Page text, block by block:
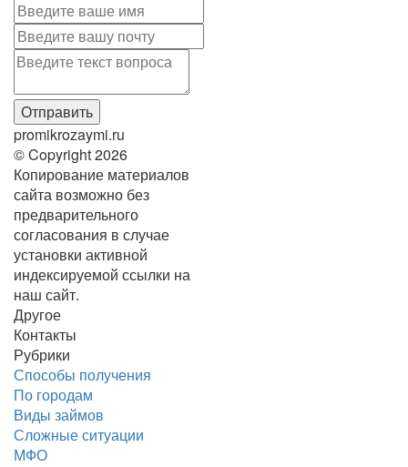
promikrozaymi.ru
© Copyright 2026
Копирование материалов
сайта возможно без
предварительного
согласования в случае
установки активной
индексируемой ссылки на
наш сайт.
Другое
Контакты
Рубрики
Способы получения
По городам
Виды займов
Сложные ситуации
МФО